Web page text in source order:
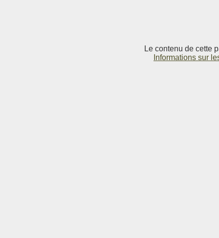
Le contenu de cette
Informations sur